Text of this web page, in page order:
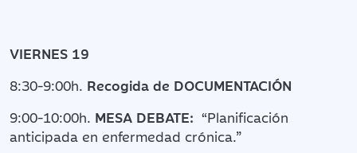
VIERNES 19
8:30-9:00h. Recogida de DOCUMENTACIÓN
9:00-10:00h. MESA DEBATE: “Planificación
anticipada en enfermedad crónica.”